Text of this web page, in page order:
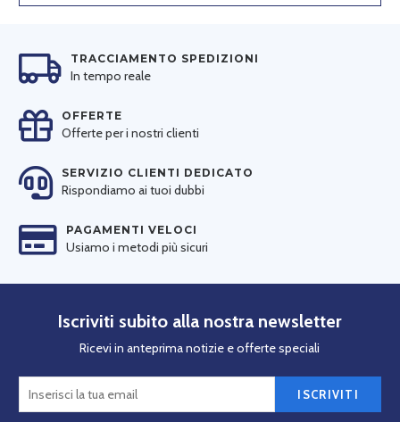
TRACCIAMENTO SPEDIZIONI
In tempo reale
OFFERTE
Offerte per i nostri clienti
SERVIZIO CLIENTI DEDICATO
Rispondiamo ai tuoi dubbi
PAGAMENTI VELOCI
Usiamo i metodi più sicuri
Iscriviti subito alla nostra newsletter
Ricevi in anteprima notizie e offerte speciali
ISCRIVITI